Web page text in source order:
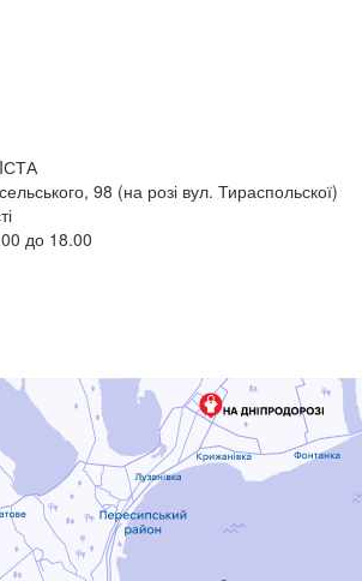
98 (на розі вул. Тираспольскої)
до 18.00